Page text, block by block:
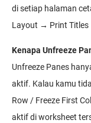
di setiap halaman
Layout → Print
Kenapa Unfreeze
Unfreeze Panes
aktif. Kalau kamu
Row / Freeze First
aktif di worksheet